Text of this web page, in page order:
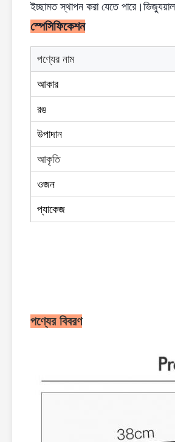
ইচ্ছামত স্থাপন করা যেতে
স্পেসিফিকেশন
পণ্যের নাম
আকার
রঙ
উপাদান
আকৃতি
ওজন
প্যাকেজ
পণ্যের বিবরণ